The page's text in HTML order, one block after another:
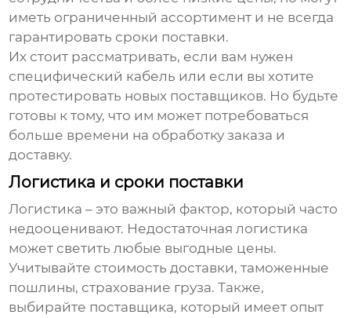
иметь ограниченный ассортимент и не всегда
гарантировать сроки поставки.
Их стоит рассматривать, если вам нужен
специфический кабель или если вы хотите
протестировать новых поставщиков. Но будьте
готовы к тому, что им может потребоваться
больше времени на обработку заказа и
доставку.
Логистика и сроки поставки
Логистика – это важный фактор, который часто
недооценивают. Недостаточная логистика
может светить любые выгодные цены.
Учитывайте стоимость доставки, таможенные
пошлины, страхование груза. Также,
выбирайте поставщика, который имеет опыт